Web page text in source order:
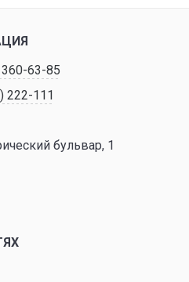
63-85
222-111
бульвар, 1